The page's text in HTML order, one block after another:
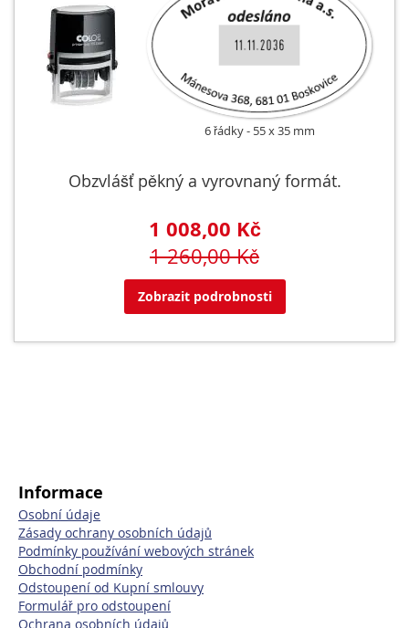
6 řádky 55 x 35 mm
Obzvlášť pěkný a vyrovnaný formát.
1 008,00 Kč
1 260,00 Kč
Zobrazit podrobnosti
Informace
Osobní údaje
Zásady ochrany osobních údajů
Podmínky používání webových stránek
Obchodní podmínky
Odstoupení od Kupní smlouvy
Formulář pro odstoupení
Ochrana osobních údajů